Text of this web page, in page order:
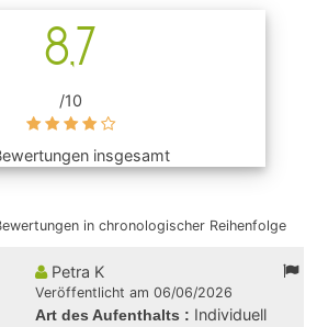
8,7
/10
insgesamt
in chronologischer Reihenfolge
Petra K
Veröffentlicht am 06/06/2026
Art des Aufenthalts : Individuell